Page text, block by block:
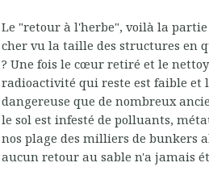
Le "retour à l'herbe", voilà la
cher vu la taille des structures en
? Une fois le cœur retiré et le
radioactivité qui reste est faible et
dangereuse que de nombreux
le sol est infesté de polluants,
nos plage des milliers de bunkers
aucun retour au sable n'a jamais